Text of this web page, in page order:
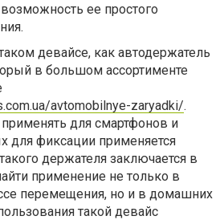
ее простого
девайсе, как автодержатель
в большом ассортименте
avtomobilnye-zaryadki/.
для смартфонов и
для фиксации применяется
держателя заключается в
применение не только в
перемещения, но и в домашних
такой девайс